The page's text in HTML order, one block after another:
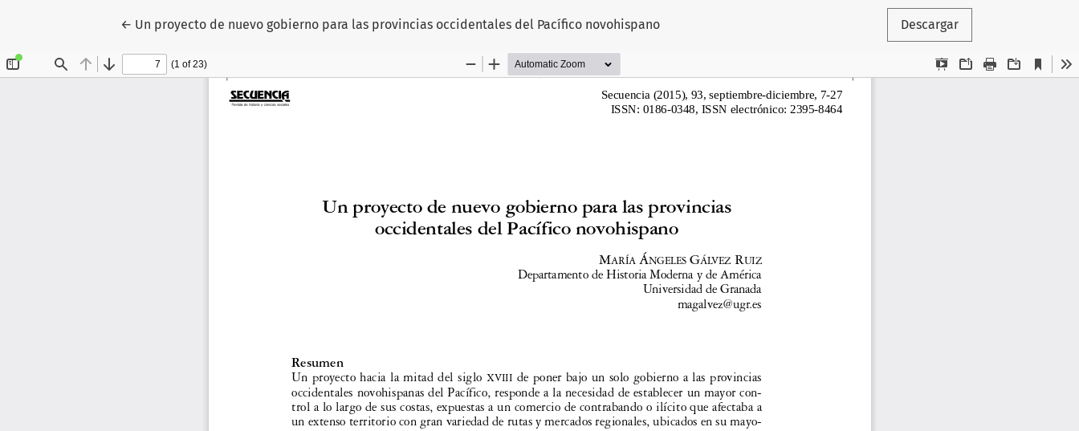
← Volver a los detalles del artículo
Un proyecto de nuevo gobierno para las provincias occidentales del Pacífico novohispano Descargar